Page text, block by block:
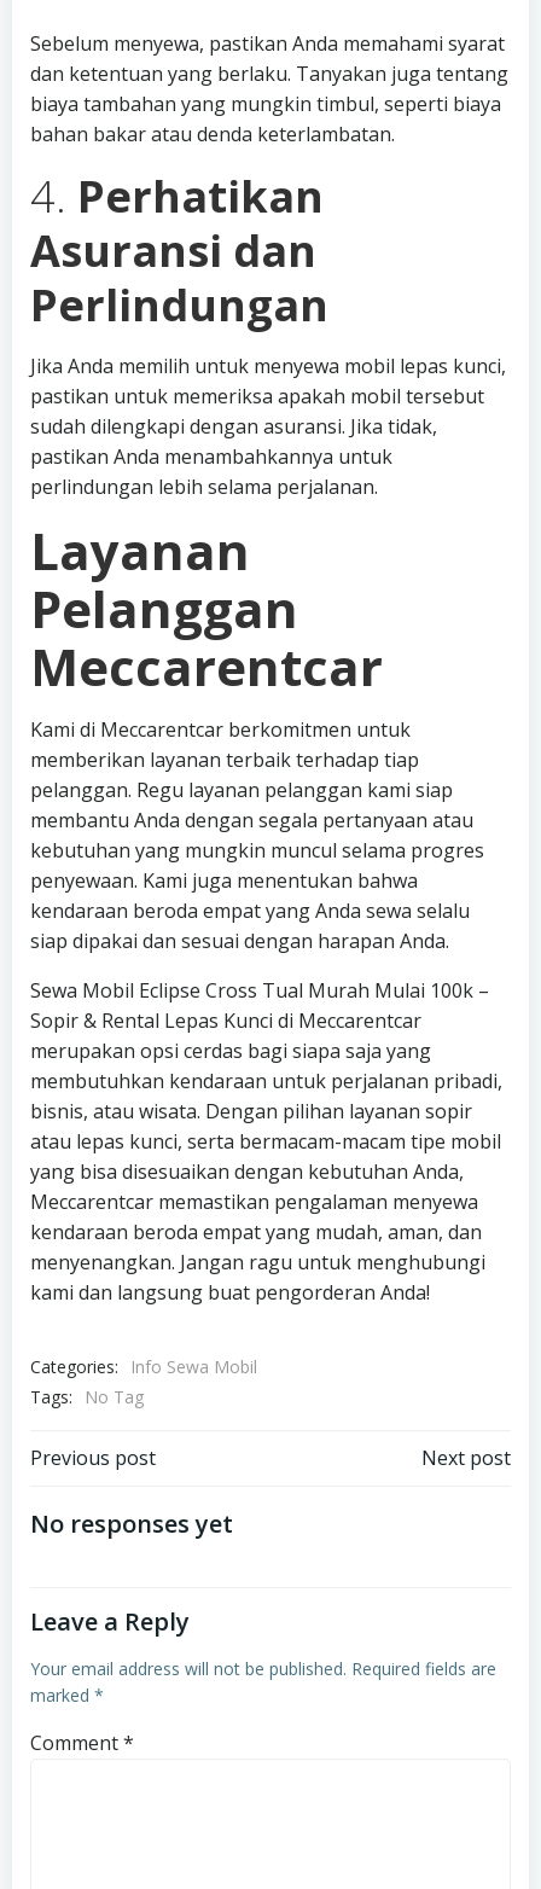
Sebelum menyewa, pastikan Anda memahami syarat
dan ketentuan yang berlaku. Tanyakan juga tentang
biaya tambahan yang mungkin timbul, seperti biaya
bahan bakar atau denda keterlambatan.
4. Perhatikan
Asuransi dan
Perlindungan
Jika Anda memilih untuk menyewa mobil lepas kunci,
pastikan untuk memeriksa apakah mobil tersebut
sudah dilengkapi dengan asuransi. Jika tidak,
pastikan Anda menambahkannya untuk
perlindungan lebih selama perjalanan.
Layanan
Pelanggan
Meccarentcar
Kami di Meccarentcar berkomitmen untuk
memberikan layanan terbaik terhadap tiap
pelanggan. Regu layanan pelanggan kami siap
membantu Anda dengan segala pertanyaan atau
kebutuhan yang mungkin muncul selama progres
penyewaan. Kami juga menentukan bahwa
kendaraan beroda empat yang Anda sewa selalu
siap dipakai dan sesuai dengan harapan Anda.
Sewa Mobil Eclipse Cross Tual Murah Mulai 100k –
Sopir & Rental Lepas Kunci di Meccarentcar
merupakan opsi cerdas bagi siapa saja yang
membutuhkan kendaraan untuk perjalanan pribadi,
bisnis, atau wisata. Dengan pilihan layanan sopir
atau lepas kunci, serta bermacam-macam tipe mobil
yang bisa disesuaikan dengan kebutuhan Anda,
Meccarentcar memastikan pengalaman menyewa
kendaraan beroda empat yang mudah, aman, dan
menyenangkan. Jangan ragu untuk menghubungi
kami dan langsung buat pengorderan Anda!
Categories:
Info Sewa Mobil
Tags:
No Tag
Post
navigation
Previous post Next post
No responses yet
Leave a Reply
Your email address will not be published. Required fields are
marked *
Comment*